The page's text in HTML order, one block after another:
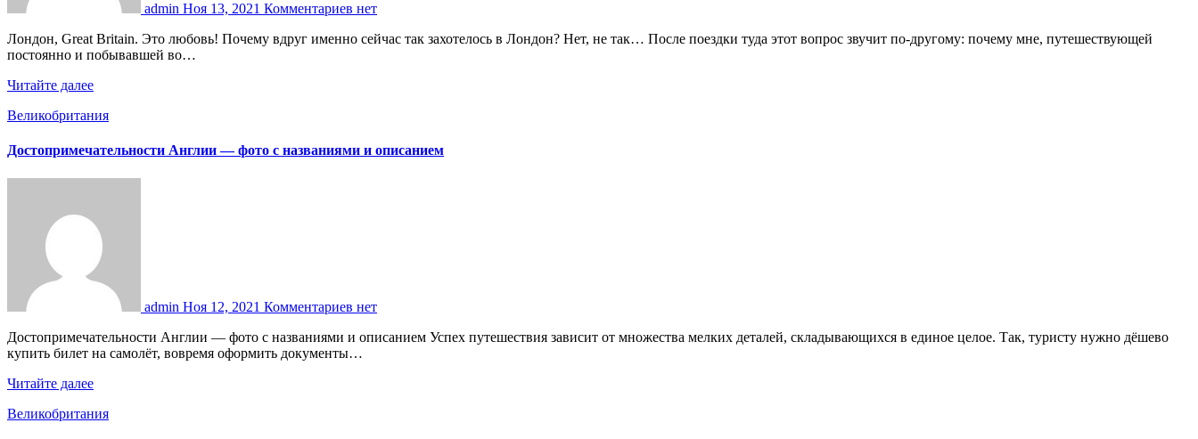
admin Ноя 13, 2021 Комментариев нет
Лондон, Great Britain. Это любовь! Почему вдруг именно сейчас так захотелось в Лондон? Нет, не так… После поездки туда этот вопрос звучит по-другому: почему мне, путешествующей
постоянно и побывавшей во…
Читайте далее
Великобритания
Достопримечательности Англии — фото с названиями и описанием
admin Ноя 12, 2021 Комментариев нет
Достопримечательности Англии — фото с названиями и описанием Успех путешествия зависит от множества мелких деталей, складывающихся в единое целое. Так, туристу нужно дёшево
купить билет на самолёт, вовремя оформить документы…
Читайте далее
Великобритания